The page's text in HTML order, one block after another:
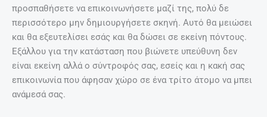
προσπαθήσετε να επικοινωνήσετε μαζί της, πολύ δε
περισσότερο μην δημιουργήσετε σκηνή. Αυτό θα μειώσει
και θα εξευτελίσει εσάς και θα δώσει σε εκείνη πόντους.
Εξάλλου για την κατάσταση που βιώνετε υπεύθυνη δεν
είναι εκείνη αλλά ο σύντροφός σας, εσείς και η κακή σας
επικοινωνία που άφησαν χώρο σε ένα τρίτο άτομο να μπει
ανάμεσά σας.